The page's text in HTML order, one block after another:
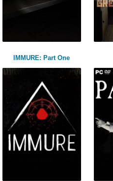
IMMURE: Part One